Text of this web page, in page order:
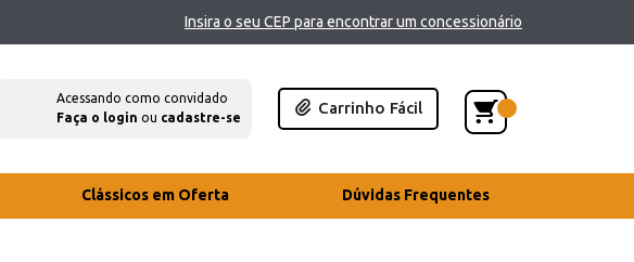
Insira o seu CEP para encontrar um concessionário
Acessando como convidado
Faça o login ou cadastre-se
Carrinho Fácil
Clássicos em Oferta Dúvidas Frequentes